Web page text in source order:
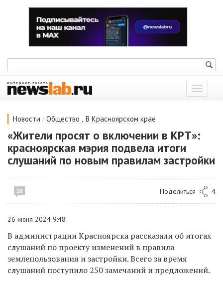
Показать
меню
Новости / Общество , В Красноярском крае
«Жители просят о включении в КРТ»:
красноярская мэрия подвела итоги
слушаний по новым правилам застройки
16 Поделиться 4
26 июня 2024 9:48
В администрации Красноярска рассказали об итогах
слушаний по проекту изменений в правила
землепользования и застройки. Всего за время
слушаний поступило 250 замечаний и предложений.